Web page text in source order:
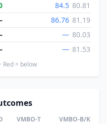
84.5 80.81
86.76 81.19
— 80.03
— 81.53
Red = below
VMBO-T VMBO-B/K